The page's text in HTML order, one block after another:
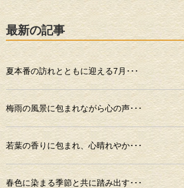
最新の記事
夏本番の訪れとともに迎える7月･･･
梅雨の風景に包まれながら心の声･･･
若葉の香りに包まれ、心晴れやか･･･
春色に染まる季節と共に踏み出す･･･